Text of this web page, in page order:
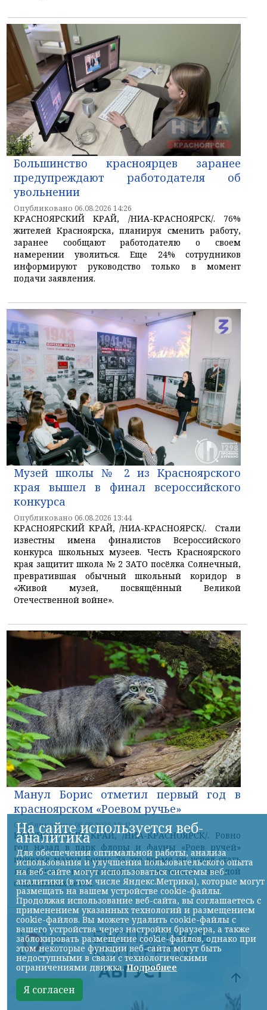
Большинство красноярцев заранее
предупреждают работодателя об
увольнении
Опубликовано 06.08.2026 14:26
КРАСНОЯРСКИЙ КРАЙ, /НИА-КРАСНОЯРСК/. 76%
жителей Красноярска, планируя сменить работу,
заранее сообщают работодателю о своем
намерении уволиться. Еще 24% сотрудников
информируют руководство только в момент
подачи заявления.
Музей школы № 2 из Красноярского
края вышел в финал всероссийского
конкурса
Опубликовано 06.08.2026 13:44
КРАСНОЯРСКИЙ КРАЙ, /НИА-КРАСНОЯРСК/. Стали
известны имена финалистов Всероссийского
конкурса школьных музеев. Честь Красноярского
края защитит школа № 2 ЗАТО посёлка Солнечный,
превратившая обычный школьный коридор в
«Живой музей, посвящённый Великой
Отечественной войне».
Манул Борис отметил первый год в
красноярском «Роевом ручье»
Опубликовано 06.08.2026 13:41
КРАСНОЯРСКИЙ КРАЙ, /НИА-КРАСНОЯРСК/. Ровно
год назад в парк флоры и фауны «Роев ручей»
приехал манул Борис. За это время он успел стать
любимцем посетителей и настоящей звездой
социальных сетей.
На сайте используется веб-
аналитика
Для обеспечения оптимальной работы, анализа
использования и улучшения пользовательского опыта
на веб-сайте могут использоваться системы веб-
аналитики (в том числе Яндекс.Метрика), которые могут
размещать на вашем устройстве cookie-файлы.
Продолжая использование веб-сайта, вы соглашаетесь с
применением указанных технологий и размещением
cookie-файлов. Вы можете удалить cookie-файлы с
вашего устройства через настройки браузера, а также
заблокировать размещение cookie-файлов, однако при
этом некоторые функции веб-сайта могут быть
недоступными в связи с технологическими
ограничениями движка.Подробнее
Я согласен